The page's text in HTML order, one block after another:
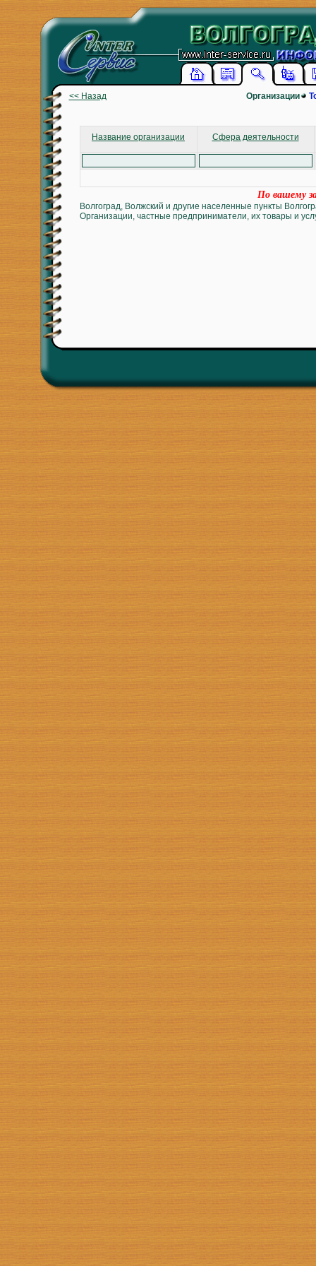
<< Назад Организации
Название организации Сфера деятельности
По вашему
Волгоград, Волжский и другие населенные пункты
Организации, частные предприниматели, их товары и